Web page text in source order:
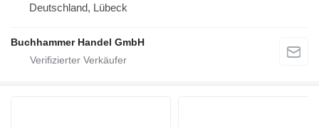
Deutschland, Lübeck
Buchhammer Handel GmbH